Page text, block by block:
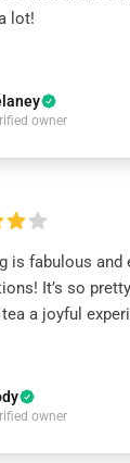
lot!
owner
is fabulous and
It’s so
a joyful
owner